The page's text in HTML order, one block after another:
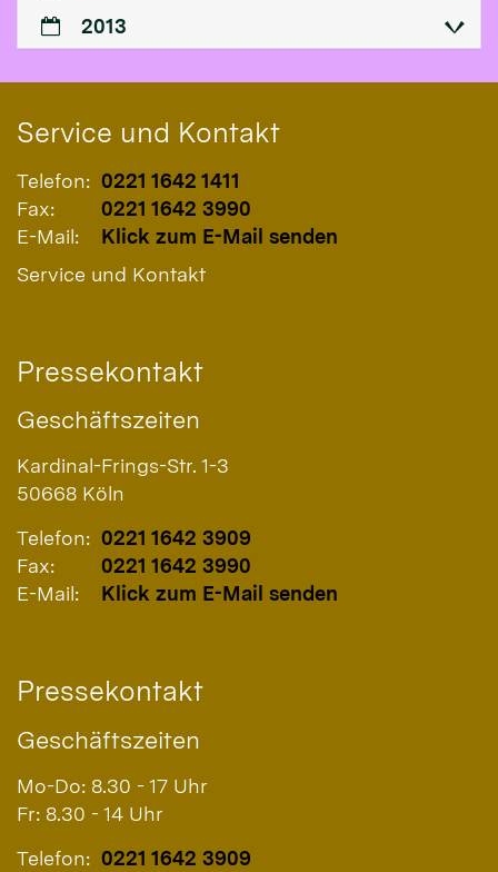
2013
Service und Kontakt
Telefon: 0221 1642 1411
Fax:
0221 1642 3990
E-Mail:
Klick zum E-Mail senden
Service und Kontakt
Pressekontakt
Geschäftszeiten
Kardinal-Frings-Str. 1-3
50668 Köln
Telefon: 0221 1642 3909
Fax:
0221 1642 3990
E-Mail:
Klick zum E-Mail senden
Pressekontakt
Geschäftszeiten
Mo-Do: 8.30 - 17 Uhr
Fr: 8.30 - 14 Uhr
Telefon: 0221 1642 3909